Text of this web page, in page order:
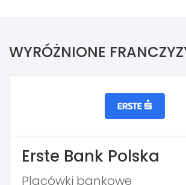
WYRÓŻNIONE
Erste Bank Polska
Placówki bankowe